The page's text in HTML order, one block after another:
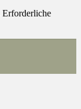
Erforderliche